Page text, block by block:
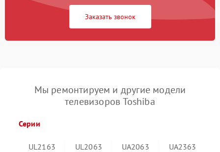
Заказать звонок
Мы ремонтируем и другие модели
телевизоров Toshiba
Серии
UL2163 UL2063 UA2063 UA2363